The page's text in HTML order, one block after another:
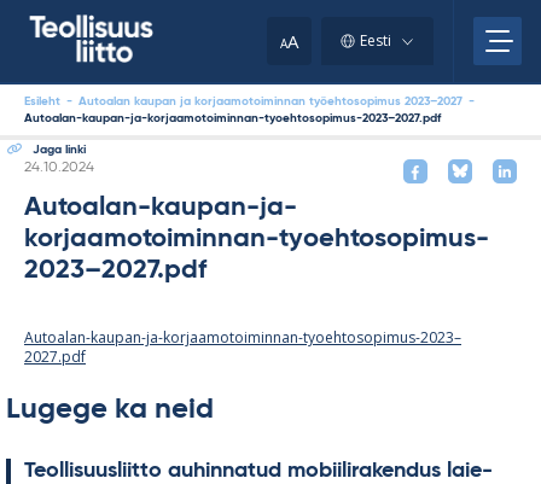
AA Eesti
Esileht - Autoalan kaupan ja korjaamotoiminnan työehtosopimus 2023–2027 -
Autoalan-kaupan-ja-korjaamotoiminnan-tyoehtosopimus-2023–2027.pdf
Jaga linki
Kirjoitettu
24.10.2024
Autoalan-kaupan-ja-
korjaamotoiminnan-tyoehtosopimus-
2023–2027.pdf
Autoalan-kaupan-ja-korjaamotoiminnan-tyoehtosopimus-2023–
2027.pdf
Lugege ka neid
Teol­li­suus­liitto au­hin­na­tud mo­bii­li­ra­ken­dus lai­e­